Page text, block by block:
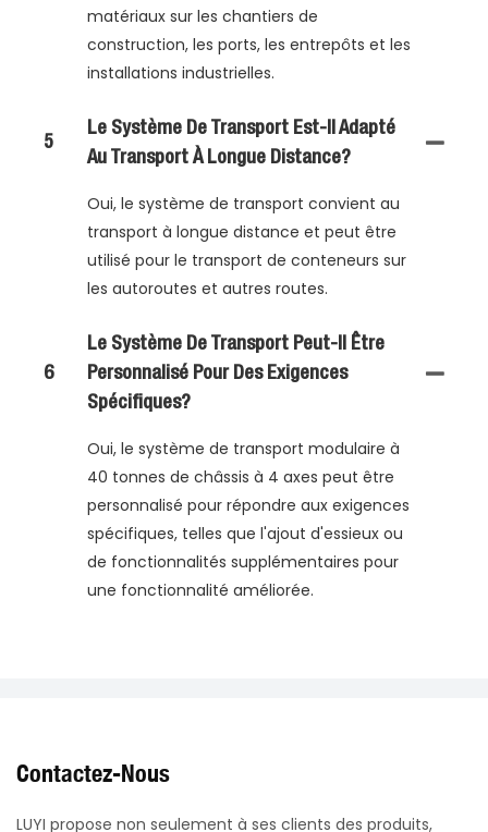
matériaux sur les chantiers de
construction, les ports, les entrepôts et les
installations industrielles.
5
Le Système De Transport Est-Il Adapté
Au Transport À Longue Distance?
Oui, le système de transport convient au
transport à longue distance et peut être
utilisé pour le transport de conteneurs sur
les autoroutes et autres routes.
6
Le Système De Transport Peut-Il Être
Personnalisé Pour Des Exigences
Spécifiques?
Oui, le système de transport modulaire à
40 tonnes de châssis à 4 axes peut être
personnalisé pour répondre aux exigences
spécifiques, telles que l'ajout d'essieux ou
de fonctionnalités supplémentaires pour
une fonctionnalité améliorée.
Contactez-Nous
LUYI propose non seulement à ses clients des produits,